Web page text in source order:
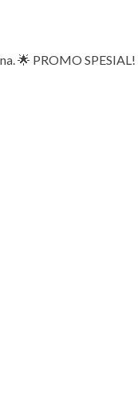
🌟 PROMO SPESIAL!